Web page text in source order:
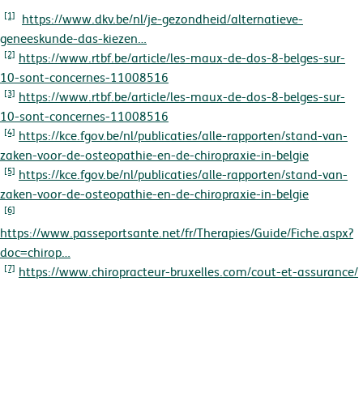
[1]
https://www.dkv.be/nl/je-gezondheid/alternatieve-
geneeskunde-das-kiezen…
[2] https://www.rtbf.be/article/les-maux-de-dos-8-belges-sur-
10-sont-concernes-11008516
[3] https://www.rtbf.be/article/les-maux-de-dos-8-belges-sur-
10-sont-concernes-11008516
[4] https://kce.fgov.be/nl/publicaties/alle-rapporten/stand-van-
zaken-voor-de-osteopathie-en-de-chiropraxie-in-belgie
[5] https://kce.fgov.be/nl/publicaties/alle-rapporten/stand-van-
zaken-voor-de-osteopathie-en-de-chiropraxie-in-belgie
[6]
https://www.passeportsante.net/fr/Therapies/Guide/Fiche.aspx?
doc=chirop…
[7] https://www.chiropracteur-bruxelles.com/cout-et-assurance/